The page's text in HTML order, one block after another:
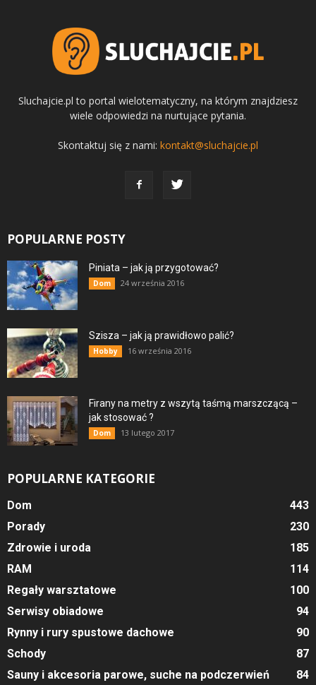
Sluchajcie.pl to portal wielotematyczny, na którym znajdziesz
wiele odpowiedzi na nurtujące pytania.
Skontaktuj się z nami: kontakt@sluchajcie.pl
POPULARNE POSTY
Piniata – jak ją przygotować?
Dom 24 września 2016
Szisza – jak ją prawidłowo palić?
Hobby 16 września 2016
Firany na metry z wszytą taśmą marszczącą –
jak stosować ?
Dom 13 lutego 2017
POPULARNE KATEGORIE
Dom
443
Porady
230
Zdrowie i uroda
185
RAM
114
Regały warsztatowe
100
Serwisy obiadowe
94
Rynny i rury spustowe dachowe
90
Schody
87
Sauny i akcesoria parowe, suche na podczerwień
84